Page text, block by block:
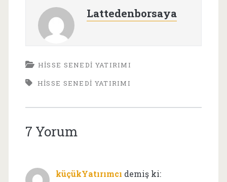
Lattedenborsaya
HISSE SENEDI YATIRIMI
HISSE SENEDI YATIRIMI
7 Yorum
küçükYatırımcı demiş ki: